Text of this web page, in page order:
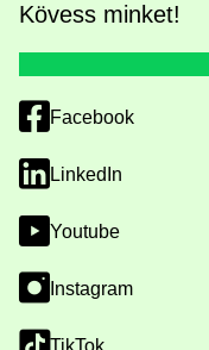
Kövess minket!
Facebook
LinkedIn
Youtube
Instagram
TikTok